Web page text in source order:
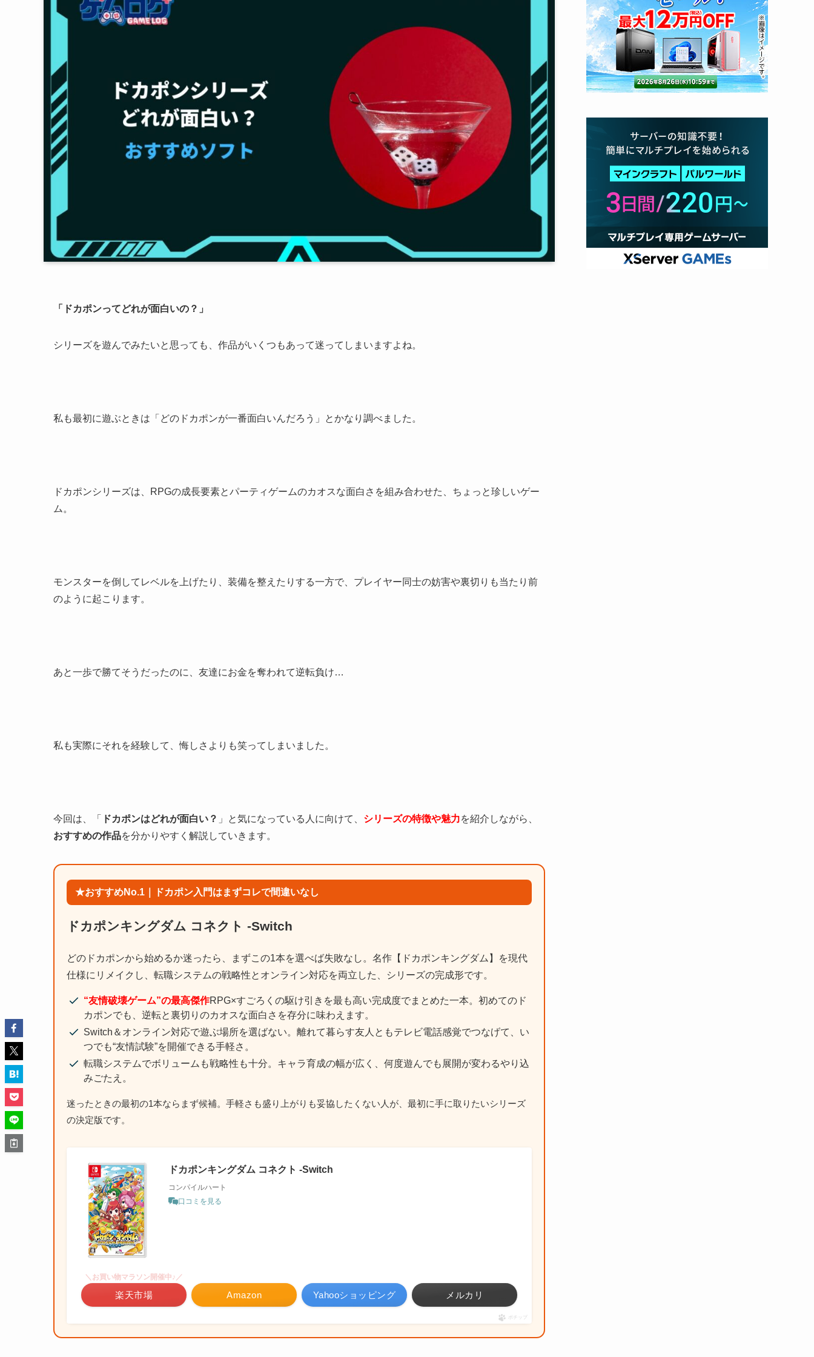
「ドカポンってどれが面白いの？」
シリーズを遊んでみたいと思っても、作品がいくつもあって迷ってしまいますよね。
私も最初に遊ぶときは「どのドカポンが一番面白いんだろう」とかなり調べました。
ドカポンシリーズは、RPGの成長要素とパーティゲームのカオスな面白さを組み合わせた、ちょっと珍しいゲー
ム。
モンスターを倒してレベルを上げたり、装備を整えたりする一方で、プレイヤー同士の妨害や裏切りも当たり前
のように起こります。
あと一歩で勝てそうだったのに、友達にお金を奪われて逆転負け…
私も実際にそれを経験して、悔しさよりも笑ってしまいました。
今回は、「 ドカポンはどれが面白い？ 」と気になっている人に向けて、 シリーズの特徴や魅力を紹介しながら、
おすすめの作品を分かりやすく解説していきます。
★おすすめNo.1｜ドカポン入門はまずコレで間違いなし
ドカポンキングダム コネクト -Switch
どのドカポンから始めるか迷ったら、まずこの1本を選べば失敗なし。名作【ドカポンキングダム】を現代
仕様にリメイクし、転職システムの戦略性とオンライン対応を両立した、シリーズの完成形です。
“友情破壊ゲーム”の最高傑作RPG×すごろくの駆け引きを最も高い完成度でまとめた一本。初めてのド
カポンでも、逆転と裏切りのカオスな面白さを存分に味わえます。
Switch＆オンライン対応で遊ぶ場所を選ばない。離れて暮らす友人ともテレビ電話感覚でつなげて、い
つでも“友情試験”を開催できる手軽さ。
転職システムでボリュームも戦略性も十分。キャラ育成の幅が広く、何度遊んでも展開が変わるやり込
みごたえ。
迷ったときの最初の1本ならまず候補。手軽さも盛り上がりも妥協したくない人が、最初に手に取りたいシリーズ
の決定版です。
ドカポンキングダム コネクト -Switch
コンパイルハート
口コミを見る
Amazon
＼お買い物マラソン開催中♪／
楽天市場 Yahooショッピング メルカリ
ポチップ